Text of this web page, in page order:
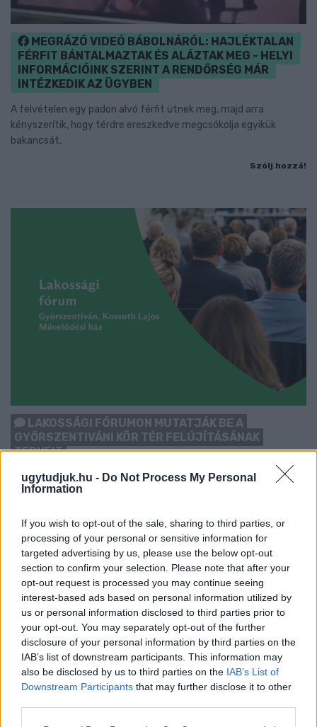
ugytudjuk.hu - Do Not Process My Personal
Information
If you wish to opt-out of the sale, sharing to third parties, or
processing of your personal or sensitive information for
targeted advertising by us, please use the below opt-out
section to confirm your selection. Please note that after your
opt-out request is processed you may continue seeing
interest-based ads based on personal information utilized by
us or personal information disclosed to third parties prior to
your opt-out. You may separately opt-out of the further
disclosure of your personal information by third parties on the
IAB’s list of downstream participants. This information may
also be disclosed by us to third parties on the IAB’s List of
Downstream Participants that may further disclose it to other
MEGRÁZÓ VIDEÓ BÁBOLNÁRÓL: HAJLÉKTALAN
FÉRFIT BÁNTALMAZTAK ÉS ALÁZTAK MEG - HELYI
INFORMÁCIÓINK SZERINT A RENDŐRSÉG MÁR
INTÉZKEDIK AZ ÜGYBEN
A felvételen egy padon alvó férfit ütnek meg, majd arra
kényszerítik, hogy térdre ereszkedve megcsókolja egyikük
bakancsát.
Szólj hozzá!
LAKOSSÁGI FÓRUMON MUTATJÁK BE A
GYŐRSZENTIVÁNI KÖR TÉR FELÚJÍTÁSÁNAK
TERVEIT
Augusztus 6-án a beruházás ütemezéséről és az új kerékpárút
építéséről is tájékoztatják az érdeklődőket.